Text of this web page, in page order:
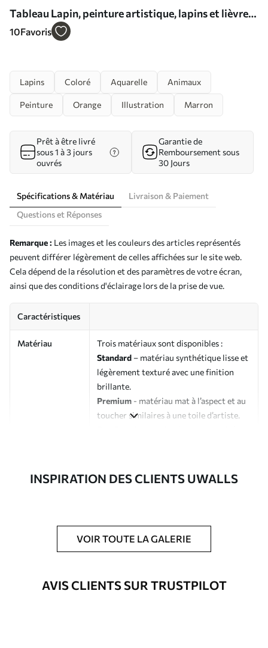
Tableau Lapin, peinture artistique, lapins et lièvres
Nr s32329
10Favoris
Lapins Coloré Aquarelle Animaux
Peinture Orange Illustration Marron
Prêt à être livré
sous 1 à 3 jours
ouvrés
Garantie de
Remboursement sous
30 Jours
Spécifications & Matériau
Livraison & Paiement
Questions et Réponses
Remarque : Les images et les couleurs des articles représentés
peuvent différer légèrement de celles affichées sur le site web.
Cela dépend de la résolution et des paramètres de votre écran,
ainsi que des conditions d'éclairage lors de la prise de vue.
Caractéristiques
Matériau
Trois matériaux sont disponibles :
Standard – matériau synthétique lisse et
légèrement texturé avec une finition
brillante.
Premium - matériau mat à l’aspect et au
toucher similaires à une toile d’artiste.
Possibilité d'ajouter un vernis
protecteur pour renforcer la durabilité
du tableau.
Matériaux disponibles
INSPIRATION DES CLIENTS UWALLS
VOIR TOUTE LA GALERIE
AVIS CLIENTS SUR TRUSTPILOT